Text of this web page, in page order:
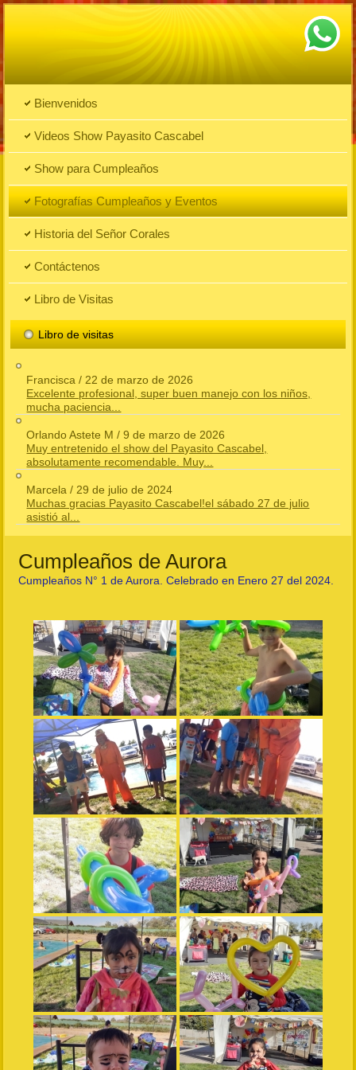
Bienvenidos
Videos Show Payasito Cascabel
Show para Cumpleaños
Fotografías Cumpleaños y Eventos
Historia del Señor Corales
Contáctenos
Libro de Visitas
Libro de visitas
Francisca /22 de marzo de 2026
Excelente profesional, super buen manejo con los niños,
mucha paciencia...
Orlando Astete M /9 de marzo de 2026
Muy entretenido el show del Payasito Cascabel,
absolutamente recomendable. Muy...
Marcela /29 de julio de 2024
Muchas gracias Payasito Cascabel!el sábado 27 de julio
asistió al...
Cumpleaños de Aurora
Cumpleaños N° 1 de Aurora. Celebrado en Enero 27 del 2024.